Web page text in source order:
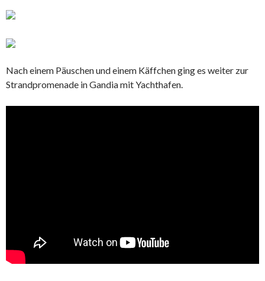
Nach einem Päuschen und einem Käffchen ging es weiter zur
Strandpromenade in Gandia mit Yachthafen.